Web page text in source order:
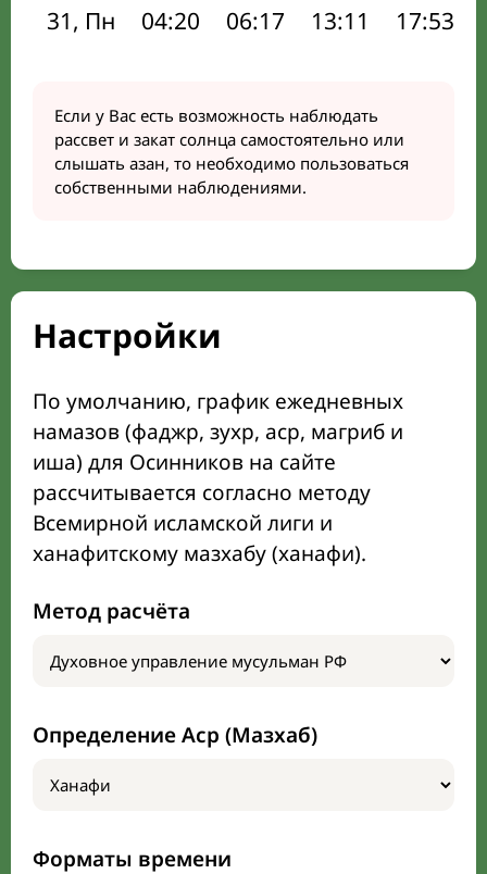
31, Пн
04:20 06:17 13:11 17:53
Если у Вас есть возможность наблюдать
рассвет и закат солнца самостоятельно или
слышать азан, то необходимо пользоваться
собственными наблюдениями.
Настройки
По умолчанию, график ежедневных
намазов (фаджр, зухр, аср, магриб и
иша) для Осинников на сайте
рассчитывается согласно методу
Всемирной исламской лиги и
ханафитскому мазхабу (ханафи).
Метод расчёта
Определение Аср (Мазхаб)
Форматы времени